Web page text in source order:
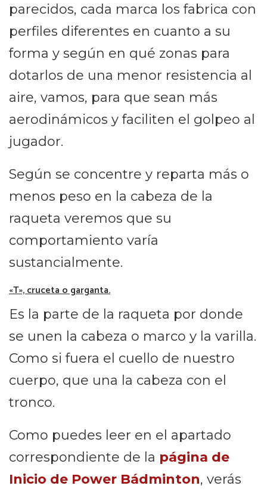
parecidos, cada marca los fabrica con
perfiles diferentes en cuanto a su
forma y según en qué zonas para
dotarlos de una menor resistencia al
aire, vamos, para que sean más
aerodinámicos y faciliten el golpeo al
jugador.
Según se concentre y reparta más o
menos peso en la cabeza de la
raqueta veremos que su
comportamiento varía
sustancialmente.
«T», cruceta o garganta.
Es la parte de la raqueta por donde
se unen la cabeza o marco y la varilla.
Como si fuera el cuello de nuestro
cuerpo, que una la cabeza con el
tronco.
Como puedes leer en el apartado
correspondiente de la página de
Inicio de Power Bádminton, verás